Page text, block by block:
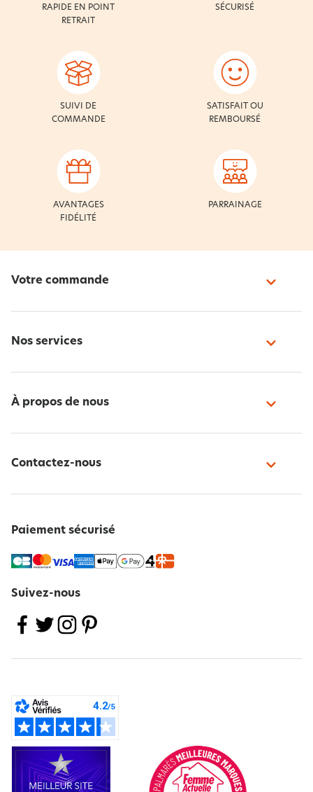
RAPIDE EN POINT
RETRAIT
SÉCURISÉ
SUIVI DE
COMMANDE
SATISFAIT OU
REMBOURSÉ
AVANTAGES
FIDÉLITÉ
PARRAINAGE
Votre commande
Nos services
À propos de nous
Contactez-nous
Paiement sécurisé
Suivez-nous